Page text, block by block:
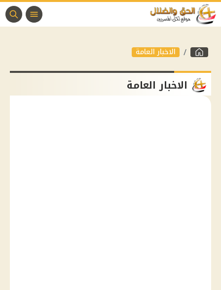
الاخبار العامة
الاخبار العامة